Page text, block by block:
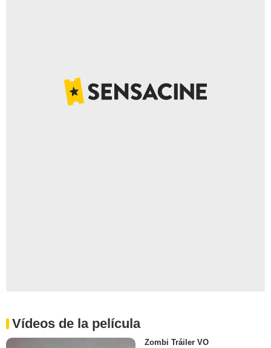
Vídeos de la película
Zombi Tráiler VO